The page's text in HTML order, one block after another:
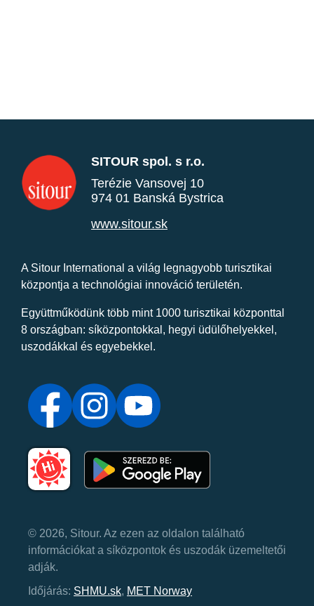
SITOUR spol. s r.o.
Terézie Vansovej 10
974 01 Banská Bystrica
www.sitour.sk
A Sitour International a világ legnagyobb turisztikai
központja a technológiai innováció területén.
Együttműködünk több mint 1000 turisztikai központtal
8 országban: síközpontokkal, hegyi üdülőhelyekkel,
uszodákkal és egyebekkel.
© 2026, Sitour. Az ezen az oldalon található
információkat a síközpontok és uszodák üzemeltetői
adják.
Időjárás: SHMU.sk, MET Norway